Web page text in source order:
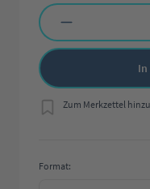
Produkt Anzahl: Gib den
In
Zum Merkzettel
Format: